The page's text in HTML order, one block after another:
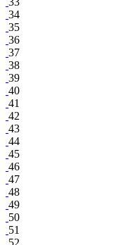
34
35
36
37
38
39
40
41
42
43
44
45
46
47
48
49
50
51
52